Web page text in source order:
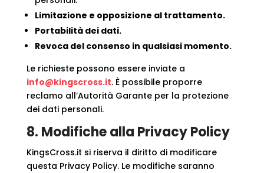
Limitazione e opposizione al trattamento.
Portabilità dei dati.
Revoca del consenso in qualsiasi momento.
Le richieste possono essere inviate a
info@kingscross.it. È possibile proporre
reclamo all’Autorità Garante per la protezione
dei dati personali.
8. Modifiche alla Privacy Policy
KingsCross.it si riserva il diritto di modificare
questa Privacy Policy. Le modifiche saranno